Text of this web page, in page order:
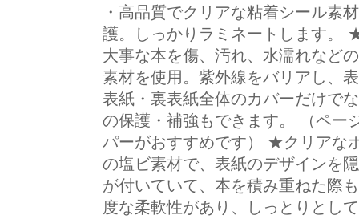
・高品質でクリアな粘着シール素
護。しっかりラミネートします。
大事な本を傷、汚れ、水濡れなど
素材を使用。紫外線をバリアし、
表紙・裏表紙全体のカバーだけで
の保護・補強もできます。 （ペー
パーがおすすめです） ★クリアな
の塩ビ素材で、表紙のデザインを
が付いていて、本を積み重ねた際
度な柔軟性があり、しっとりとし